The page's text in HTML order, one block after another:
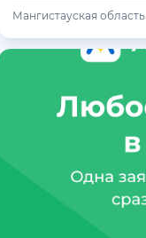
Мангистауская область